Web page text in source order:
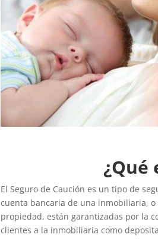
¿Qué
El Seguro de Caución es un tipo de
cuenta bancaria de una inmobiliaria,
propiedad, están garantizadas por la
clientes a la inmobiliaria como